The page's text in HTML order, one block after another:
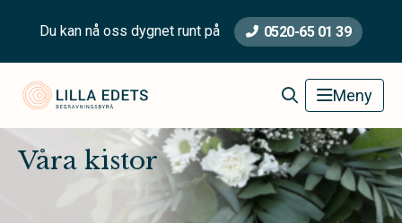
Du kan nå oss dygnet runt på 0520-65 01 39
Lilla Edets Begravningsbyrå Meny
Våra kistor